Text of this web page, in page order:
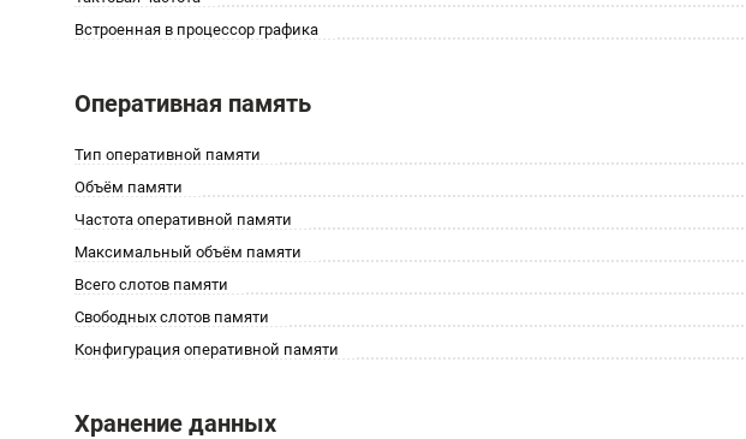
Встроенная в процессор графика
Оперативная память
Тип оперативной памяти
Объём памяти
Частота оперативной памяти
Максимальный объём памяти
Всего слотов памяти
Свободных слотов памяти
Конфигурация оперативной памяти
Хранение данных